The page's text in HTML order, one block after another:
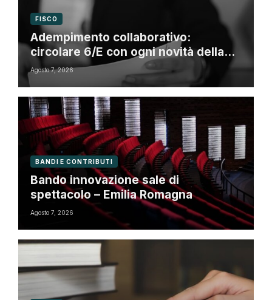
FISCO
Adempimento collaborativo:
circolare 6/E con ogni novità della
riforma fiscale
Agosto 7, 2026
BANDI E CONTRIBUTI
Bando innovazione sale di
spettacolo – Emilia Romagna
Agosto 7, 2026